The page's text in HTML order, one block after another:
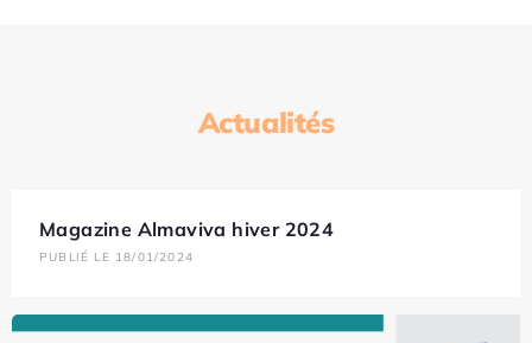
Actualités
Magazine Almaviva hiver 2024
PUBLIÉ LE 18/01/2024